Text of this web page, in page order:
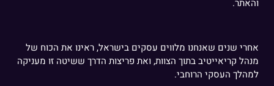
והאתר.
אחרי שנים שאנחנו מלווים עסקים בישראל, ראינו את הכוח של
מנהל קריאייטיב בתוך הצוות, ואת פריצות הדרך ששיטה זו מעניקה
למהלך העסקי הרוחבי.